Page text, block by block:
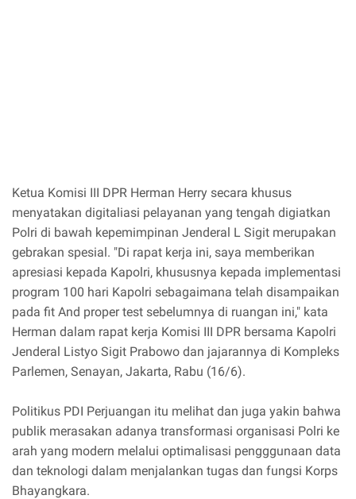
Ketua Komisi III DPR Herman Herry secara khusus
menyatakan digitaliasi pelayanan yang tengah digiatkan
Polri di bawah kepemimpinan Jenderal L Sigit merupakan
gebrakan spesial. "Di rapat kerja ini, saya memberikan
apresiasi kepada Kapolri, khususnya kepada implementasi
program 100 hari Kapolri sebagaimana telah disampaikan
pada fit And proper test sebelumnya di ruangan ini," kata
Herman dalam rapat kerja Komisi III DPR bersama Kapolri
Jenderal Listyo Sigit Prabowo dan jajarannya di Kompleks
Parlemen, Senayan, Jakarta, Rabu (16/6).
Politikus PDI Perjuangan itu melihat dan juga yakin bahwa
publik merasakan adanya transformasi organisasi Polri ke
arah yang modern melalui optimalisasi pengggunaan data
dan teknologi dalam menjalankan tugas dan fungsi Korps
Bhayangkara.